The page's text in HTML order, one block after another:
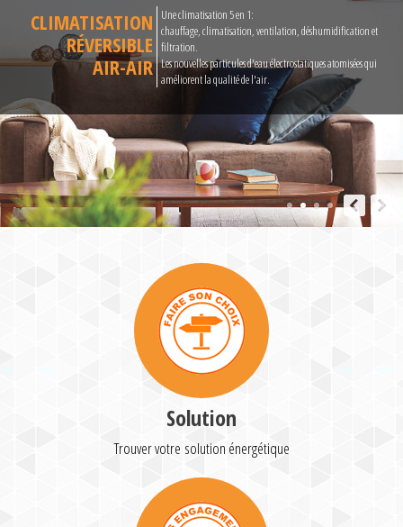
CLIMATISATION
RÉVERSIBLE
AIR-AIR
Une climatisation 5 en 1:
chauffage, climatisation, ventilation, déshumidification et
filtration.
Les nouvelles particules d'eau électrostatiques atomisées qui
améliorent la qualité de l'air.
Solution
Trouver votre solution énergétique